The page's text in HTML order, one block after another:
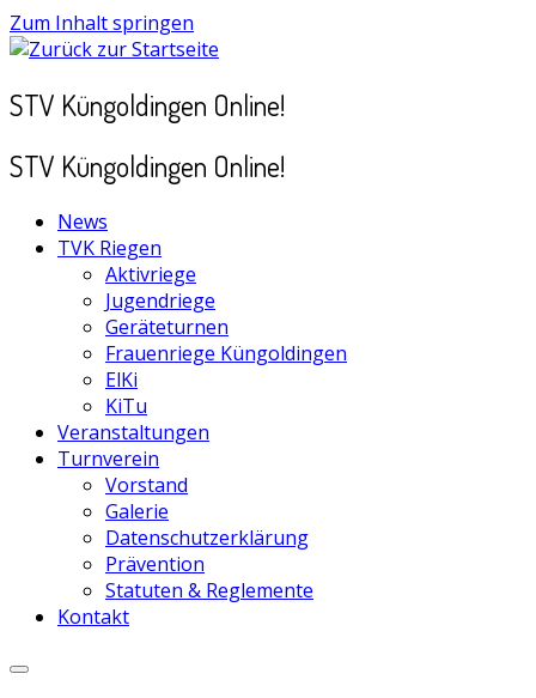
Zum Inhalt springen
STV Küngoldingen Online!
STV Küngoldingen Online!
News
TVK Riegen
Aktivriege
Jugendriege
Geräteturnen
Frauenriege Küngoldingen
ElKi
KiTu
Veranstaltungen
Turnverein
Vorstand
Galerie
Datenschutzerklärung
Prävention
Statuten & Reglemente
Kontakt